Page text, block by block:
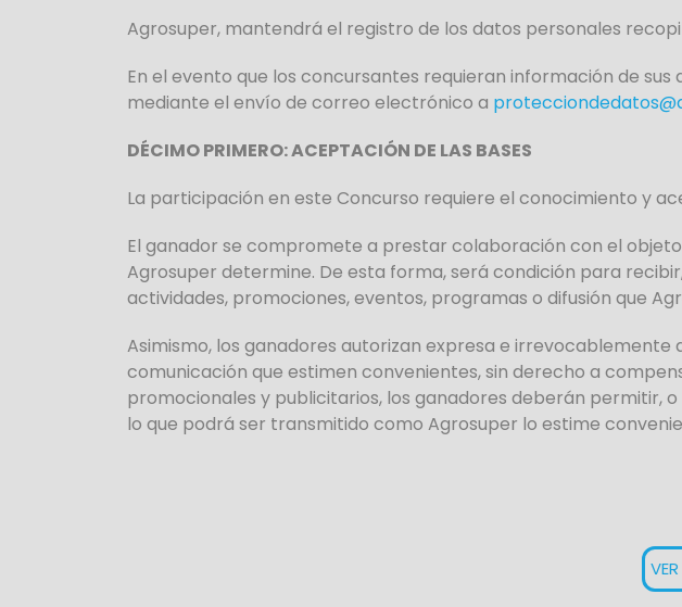
Agrosuper, mantendrá el registro de los datos personales
En el evento que los concursantes requieran información de
mediante el envío de correo electrónico a
DÉCIMO PRIMERO: ACEPTACIÓN DE LAS BASES
La participación en este Concurso requiere el conocimiento y
El ganador se compromete a prestar colaboración con el
Agrosuper determine. De esta forma, será condición para
actividades, promociones, eventos, programas o difusión que
Asimismo, los ganadores autorizan expresa e
comunicación que estimen convenientes, sin derecho a
promocionales y publicitarios, los ganadores deberán permitir,
lo que podrá ser transmitido como Agrosuper lo estime